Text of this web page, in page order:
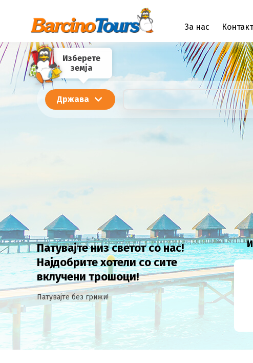
За нас Контакт
Држава
Изберете
земја
Патувајте низ светот со нас!
Најдобрите хотели со сите
вклучени трошоци!
Патувајте без грижи!